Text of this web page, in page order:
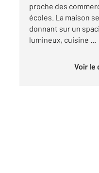
proche des
écoles. La maison
donnant sur un
lumineux, cuisine ...
Voir